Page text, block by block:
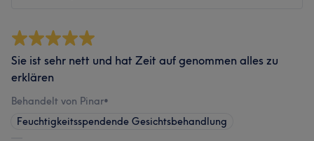
Sie ist sehr nett und hat Zeit auf genommen alles zu
erklären
Behandelt von Pinar•
Feuchtigkeitsspendende Gesichtsbehandlung